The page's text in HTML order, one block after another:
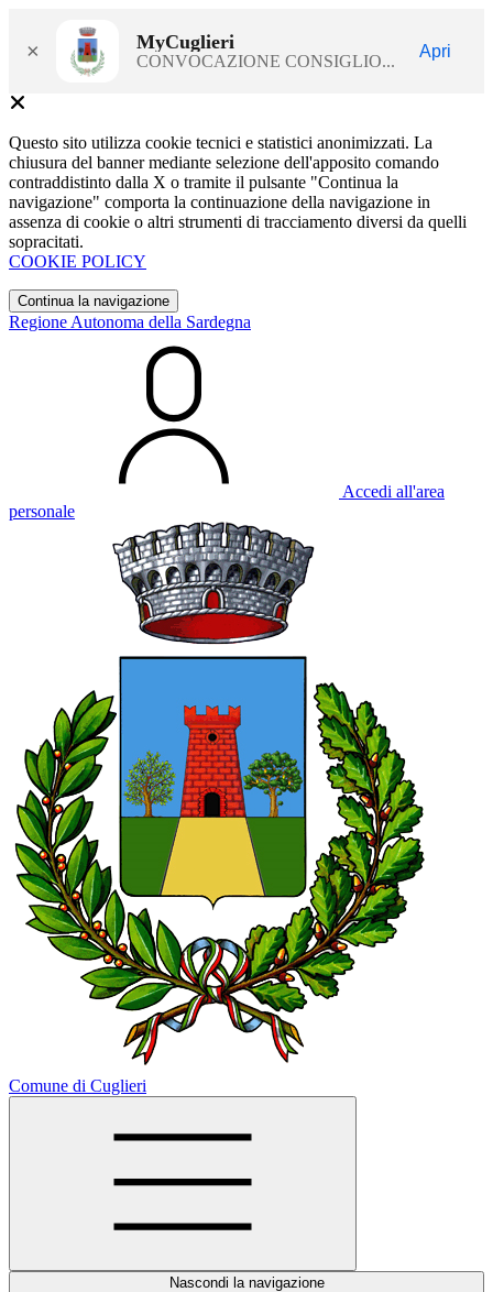
× MyCuglieri
CONVOCAZIONE CONSIGLIO...
Apri
Questo sito utilizza cookie tecnici e statistici anonimizzati. La
chiusura del banner mediante selezione dell'apposito comando
contraddistinto dalla X o tramite il pulsante "Continua la
navigazione" comporta la continuazione della navigazione in
assenza di cookie o altri strumenti di tracciamento diversi da quelli
sopracitati.
COOKIE POLICY
Continua la navigazione
Regione Autonoma della Sardegna
Accedi all'area
personale
Comune di Cuglieri
Nascondi la navigazione